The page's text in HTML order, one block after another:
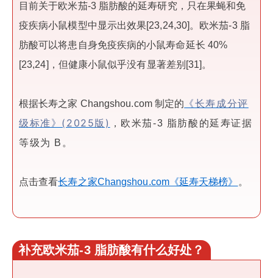
目前关于欧米茄-3 脂肪酸的延寿研究，只在果蝇和免
疫疾病小鼠模型中显示出效果[23,24,30]。欧米茄-3 脂
肪酸可以将患自身免疫疾病的小鼠寿命延长 40%
[23,24]，但健康小鼠似乎没有显著差别[31]。
根据长寿之家 Changshou.com 制定的 《长寿成分评
级标准》(2025版)
，欧米茄-3 脂肪酸的延寿证据
等级为 B。
点击查看长寿之家Changshou.com《延寿天梯榜》 。
补充欧米茄-3 脂肪酸有什么好处？